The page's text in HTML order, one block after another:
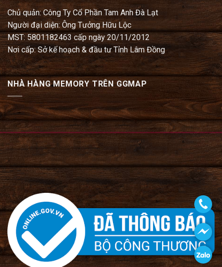
Chủ quản: Công Ty Cổ Phần Tam Anh Đà Lạt
Người đại diện: Ông Tưởng Hữu Lộc
MST: 5801182463 cấp ngày 20/11/2012
Nơi cấp: Sở kế hoạch & đầu tư Tỉnh Lâm Đồng
NHÀ HÀNG MEMORY TRÊN GGMAP